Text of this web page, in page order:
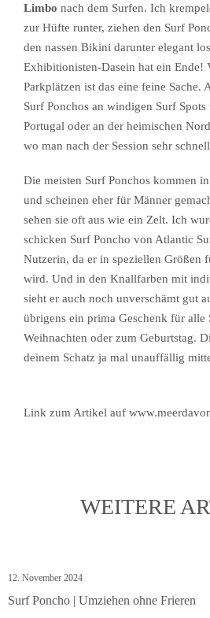
Limbo nach dem Surfen. Ich
zur Hüfte runter, ziehen den Surf
den nassen Bikini darunter elegant
Exhibitionisten-Dasein hat ein Ende!
Parkplätzen ist das eine feine Sache.
Surf Ponchos an windigen Surf Spots
Portugal oder an der heimischen
wo man nach der Session sehr
Die meisten Surf Ponchos kommen
und scheinen eher für Männer
sehen sie oft aus wie ein Zelt. Ich
schicken Surf Poncho von Atlantic
Nutzerin, da er in speziellen Größen
wird. Und in den Knallfarben mit
sieht er auch noch unverschämt gut
übrigens ein prima Geschenk für alle
Weihnachten oder zum Geburtstag.
deinem Schatz ja mal unauffällig
Link zum Artikel auf
WEITERE
12. November 2024
Surf Poncho | Umziehen ohne Frieren